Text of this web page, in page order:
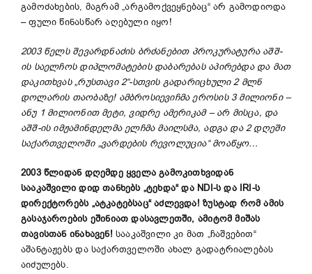
გამოძახების, მაგრამ „არგამოქვეყნებაც“ არ გამოდიოდა
– ფული წინასწარ აღებული იყო!
2003 წელს შევარდნაძის ბრძანებით პროკურატურა აშშ-
ის საელჩოს დიპლომატების დაბარებას აპირებდა და მათ
დაკითხვას „რუსთავი 2“-სთვის გადარიცხული 2 მლნ
დოლარის თაობაზე! ამბროსიევიჩმა ეროსის 3 მილიონი –
ანუ 1 მილიონით მეტი, ვიდრე ამერიკამ – არ მისცა, და
აშშ-ის იმჟამინდელმა ელჩმა მაილსმა, ადგა და 2 დღეში
საქართველოში „ვარდების რევოლუცია“ მოაწყო…
2003 წლიდან დღემდე ყველა გამოკითხვიდან
სააკაშვილი დიდ თანხებს „ტეხდა“ და NDI-ს და IRI-ს
დირექტორებს „ატკატებსაც“ აძლევდა! ზუსტად რომ ამის
გასაჯაროების ეშინიათ დასავლეთში, ამიტომ მიშას
თავისთან ინახავენ! სააკაშვილი კი მათ „ჩაშვებით“
აშანტაჟებს და საქართველოში ახალ გადატრიალებას
აიძულებს.